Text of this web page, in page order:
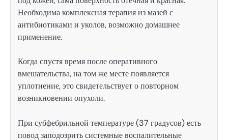
Необходима комплексная терапия из мазей с
антибиотиками и уколов, возможно домашнее
применение.
Когда спустя время после оперативного
вмешательства, на том же месте появляется
уплотнение, это свидетельствует о повторном
возникновении опухоли.
При субфебрильной температуре (37 градусов) есть
повод заподозрить системные воспалительные